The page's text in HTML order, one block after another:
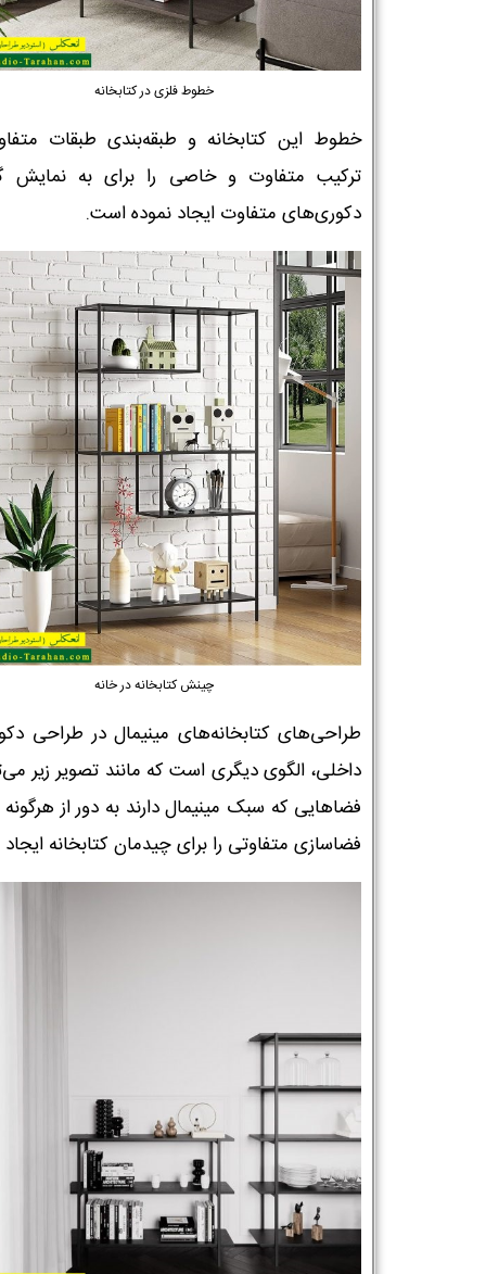
خطوط فلزی در کتابخانه
خطوط این کتابخانه و طبقه‌بندی طبقات
ترکیب متفاوت و خاصی را برای به نمایش
دکوری‌های متفاوت ایجاد نموده است.
چینش کتابخانه در خانه
طراحی‌های کتابخانه‌های مینیمال در طراحی
داخلی، الگوی دیگری است که مانند تصویر زیر
فضاهایی که سبک مینیمال دارند به دور از
فضاسازی متفاوتی را برای چیدمان کتابخانه ایجاد